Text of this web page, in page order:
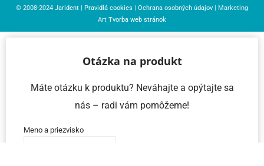
© 2008-2024 Jarident Pravidlá cookies Ochrana osobných údajov | Marketing
Art Tvorba web stránok
Otázka na produkt
Máte otázku k produktu? Neváhajte a opýtajte sa
nás – radi vám pomôžeme!
Meno a priezvisko